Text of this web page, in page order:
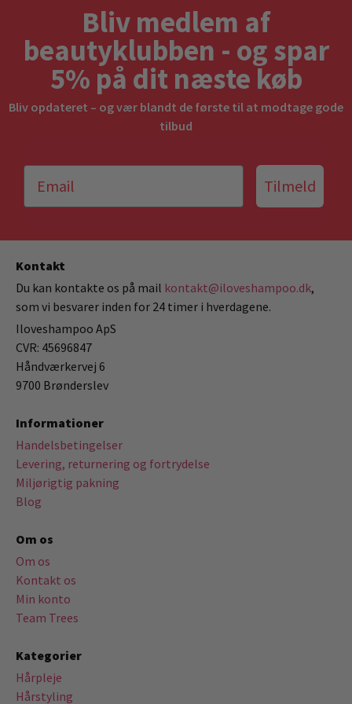
Bliv medlem af
beautyklubben - og spar
5% på dit næste køb
Bliv opdateret – og vær blandt de første til at modtage gode
tilbud
Tilmeld
Kontakt
Du kan kontakte os på mail kontakt@iloveshampoo.dk,
som vi besvarer inden for 24 timer i hverdagene.
Iloveshampoo ApS
CVR: 45696847
Håndværkervej 6
9700 Brønderslev
Informationer
Handelsbetingelser
Levering, returnering og fortrydelse
Miljørigtig pakning
Blog
Om os
Om os
Kontakt os
Min konto
Team Trees
Kategorier
Hårpleje
Hårstyling